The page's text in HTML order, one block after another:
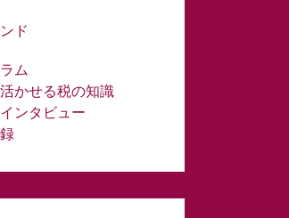
ド
ム
かせる税の知識
ンタビュー